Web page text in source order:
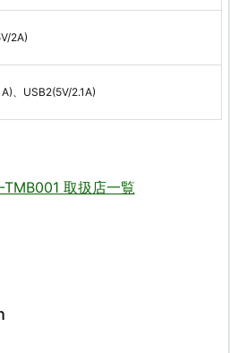
2A)
、USB2(5V/2.1A)
取扱店一覧